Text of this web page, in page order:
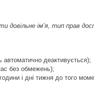
довільне ім’я, тип прав
автоматично деактивується);
без обмежень);
і дні тижня до того